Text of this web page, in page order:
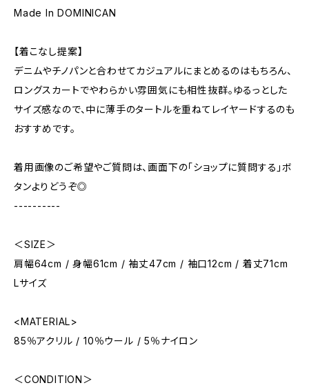
Made In DOMINICAN
【着こなし提案】
デニムやチノパンと合わせてカジュアルにまとめるのはもちろん、
ロングスカートでやわらかい雰囲気にも相性抜群。ゆるっとした
サイズ感なので、中に薄手のタートルを重ねてレイヤードするのも
おすすめです。
着用画像のご希望やご質問は、画面下の「ショップに質問する」ボ
タンよりどうぞ◎
----------
＜SIZE＞
肩幅64cm / 身幅61cm / 袖丈47cm / 袖口12cm / 着丈71cm
Lサイズ
<MATERIAL>
85％アクリル / 10％ウール / 5％ナイロン
＜CONDITION＞